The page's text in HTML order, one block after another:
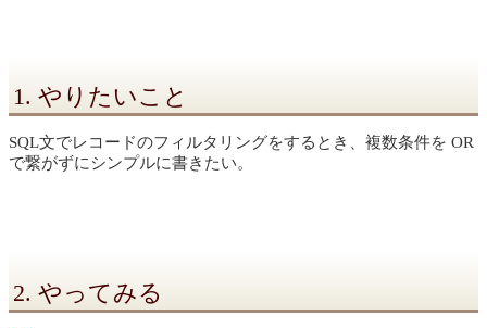
1. やりたいこと
SQL文でレコードのフィルタリングをするとき、複数条件を OR
で繋がずにシンプルに書きたい。
2. やってみる